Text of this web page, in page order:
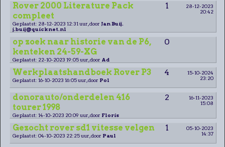
Rover 2000 Literature Pack
compleet
1
28-12-2023
20:42
Geplaatst: 28-12-2023 12:31 uur, door Jan Buij.
j.buij@quicknet.nl
op zoek naar historie van de P6,
kenteken 24-59-XG
0
Geplaatst: 22-10-2023 19:05 uur, door Ad
Werkplaatshandboek Rover P3 4
15-10-2024
23:20
Geplaatst: 16-10-2023 16:05 uur, door Pol
donorauto/onderdelen 416
tourer 1998
2
16-11-2023
15:08
Geplaatst: 14-10-2023 20:09 uur, door Floris
Gezocht rover sd1 vitesse velgen 1
05-10-2023
14:37
Geplaatst: 04-10-2023 22:25 uur, door Paul